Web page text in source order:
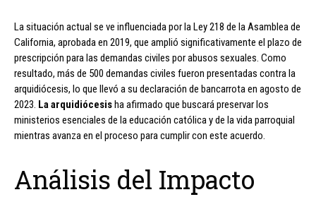
La situación actual se ve influenciada por la Ley 218 de la Asamblea de
California, aprobada en 2019, que amplió significativamente el plazo de
prescripción para las demandas civiles por abusos sexuales. Como
resultado, más de 500 demandas civiles fueron presentadas contra la
arquidiócesis, lo que llevó a su declaración de bancarrota en agosto de
2023. La arquidiócesisha afirmado que buscará preservar los
ministerios esenciales de la educación católica y de la vida parroquial
mientras avanza en el proceso para cumplir con este acuerdo.
Análisis del Impacto